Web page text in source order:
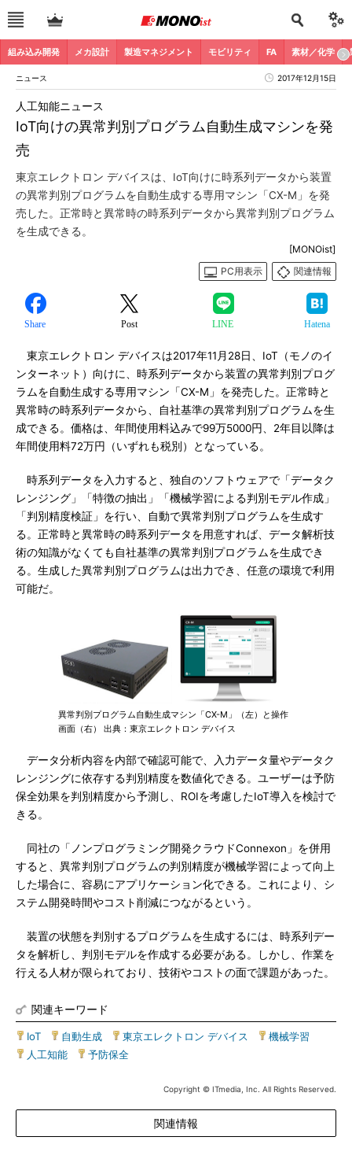
組み込み開発 メカ設計 製造マネジメント モビリティ FA 素材／化学
ニュース 2017年12月15日
IoT向けの異常判別プログラム自動生成マシンを発
売
人工知能ニュース
東京エレクトロン デバイスは、IoT向けに時系列データから装置
の異常判別プログラムを自動生成する専用マシン「CX-M」を発
売した。正常時と異常時の時系列データから異常判別プログラム
を生成できる。
[MONOist]
PC用表示
関連情報
Share Post LINE Hatena
東京エレクトロン デバイスは2017年11月28日、IoT（モノのイ
ンターネット）向けに、時系列データから装置の異常判別プログ
ラムを自動生成する専用マシン「CX-M」を発売した。正常時と
異常時の時系列データから、自社基準の異常判別プログラムを生
成できる。価格は、年間使用料込みで99万5000円、2年目以降は
年間使用料72万円（いずれも税別）となっている。
時系列データを入力すると、独自のソフトウェアで「データク
レンジング」「特徴の抽出」「機械学習による判別モデル作成」
「判別精度検証」を行い、自動で異常判別プログラムを生成す
る。正常時と異常時の時系列データを用意すれば、データ解析技
術の知識がなくても自社基準の異常判別プログラムを生成でき
る。生成した異常判別プログラムは出力でき、任意の環境で利用
可能だ。
異常判別プログラム自動生成マシン「CX-M」（左）と操作
画面（右） 出典：東京エレクトロン デバイス
データ分析内容を内部で確認可能で、入力データ量やデータク
レンジングに依存する判別精度を数値化できる。ユーザーは予防
保全効果を判別精度から予測し、ROIを考慮したIoT導入を検討で
きる。
同社の「ノンプログラミング開発クラウドConnexon」を併用
すると、異常判別プログラムの判別精度が機械学習によって向上
した場合に、容易にアプリケーション化できる。これにより、シ
ステム開発時間やコスト削減につながるという。
装置の状態を判別するプログラムを生成するには、時系列デー
タを解析し、判別モデルを作成する必要がある。しかし、作業を
行える人材が限られており、技術やコストの面で課題があった。
関連キーワード
IoT 自動生成 東京エレクトロン デバイス 機械学習
人工知能
予防保全
Copyright © ITmedia, Inc. All Rights Reserved.
関連情報